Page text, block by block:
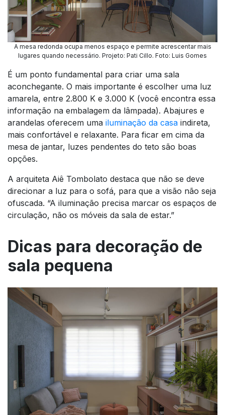
A mesa redonda ocupa menos espaço e permite acrescentar mais
lugares quando necessário. Projeto: Pati Cillo. Foto: Luis Gomes
É um ponto fundamental para criar uma sala
aconchegante. O mais importante é escolher uma luz
amarela, entre 2.800 K e 3.000 K (você encontra essa
informação na embalagem da lâmpada). Abajures e
arandelas oferecem uma iluminação da casa indireta,
mais confortável e relaxante. Para ficar em cima da
mesa de jantar, luzes pendentes do teto são boas
opções.
A arquiteta Aiê Tombolato destaca que não se deve
direcionar a luz para o sofá, para que a visão não seja
ofuscada. “A iluminação precisa marcar os espaços de
circulação, não os móveis da sala de estar.”
Dicas para decoração de
sala pequena